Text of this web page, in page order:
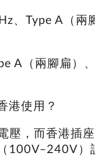
、Type A（兩
A（兩腳扁）
港使用？
壓，而香港插
100V–240V）